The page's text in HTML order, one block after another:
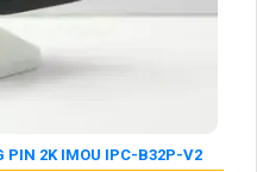
PIN 2K IMOU IPC-B32P-V2